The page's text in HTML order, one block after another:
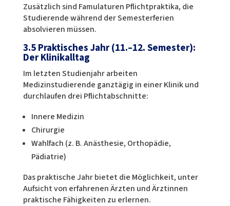
Zusätzlich sind Famulaturen Pflichtpraktika, die
Studierende während der Semesterferien
absolvieren müssen.
3.5 Praktisches Jahr (11.–12. Semester):
Der Klinikalltag
Im letzten Studienjahr arbeiten
Medizinstudierende ganztägig in einer Klinik und
durchlaufen drei Pflichtabschnitte:
Innere Medizin
Chirurgie
Wahlfach (z. B. Anästhesie, Orthopädie,
Pädiatrie)
Das praktische Jahr bietet die Möglichkeit, unter
Aufsicht von erfahrenen Ärzten und Ärztinnen
praktische Fähigkeiten zu erlernen.